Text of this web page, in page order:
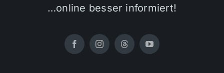
…online besser informiert!